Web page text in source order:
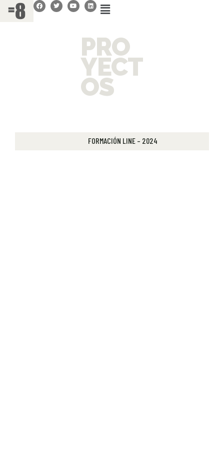
PRO
YECT
OS
FORMACIÓN LINE – 2024